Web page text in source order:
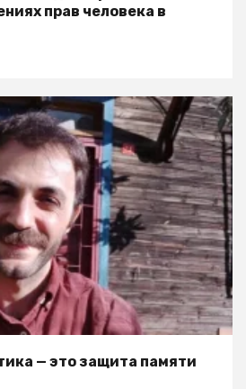
прав человека в
— это защита памяти